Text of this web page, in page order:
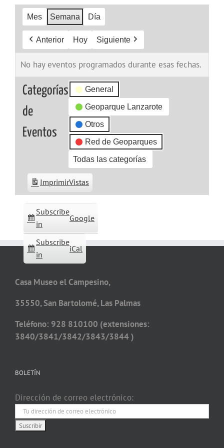
Mes Semana Día
Anterior Hoy Siguiente
No hay eventos programados durante esas fechas.
Categorías
de
Eventos
General
Geoparque Lanzarote
Otros
Red de Geoparques
Todas las categorías
Subscribe
in
Google
Subscribe
in
iCal
ImprimirVistas
Casa Museo el Campesino,
35550, San Bartolomé, Las Palmas
Teléfono: 928 810100 (extensiones:
3840/3841/3842/3843/3844 )
BOLETÍN
Dirección de correo electrónico: